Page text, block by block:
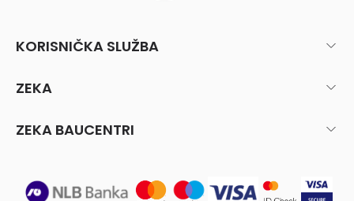
KORISNIČKA SLUŽBA
ZEKA
ZEKA BAUCENTRI